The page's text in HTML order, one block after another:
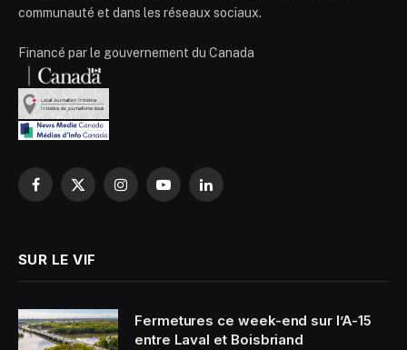
communauté et dans les réseaux sociaux.
Financé par le gouvernement du Canada
Facebook
X
InstagramYouTubeLinkedIn
SUR LE VIF
Fermetures ce week-end sur l’A-15
entre Laval et Boisbriand